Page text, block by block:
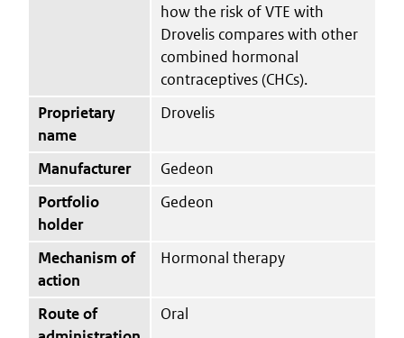
how the risk of VTE with
Drovelis compares with other
combined hormonal
contraceptives (CHCs).
Proprietary
name
Drovelis
Manufacturer
Gedeon
Portfolio
holder
Gedeon
Mechanism of
action
Hormonal therapy
Route of
Oral